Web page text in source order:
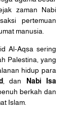
zaman Nabi
pertemuan
manusia.
Al-Aqsa sering
Palestina, yang
hidup para
, dan
Nabi Isa
berkah dan
Islam.